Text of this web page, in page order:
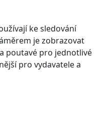
ke sledování
je zobrazovat
poutavé pro jednotlivé
pro vydavatele a